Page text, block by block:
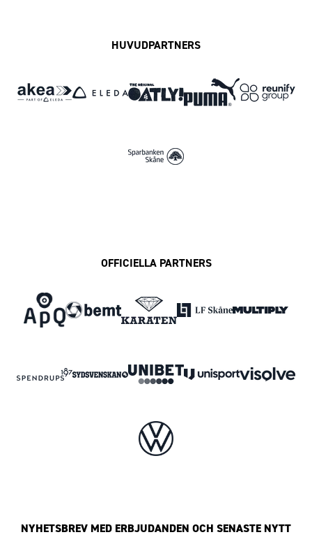
HUVUDPARTNERS
OFFICIELLA PARTNERS
NYHETSBREV MED ERBJUDANDEN OCH SENASTE NYTT